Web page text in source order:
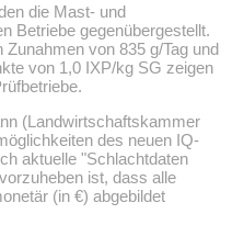
die Mast- und
Betriebe gegenübergestellt.
von 835 g/Tag und
von 1,0 IXP/kg SG zeigen
(Landwirtschaftskammer
des neuen IQ-
aktuelle Schlachtdaten
ist, dass alle
(in €) abgebildet